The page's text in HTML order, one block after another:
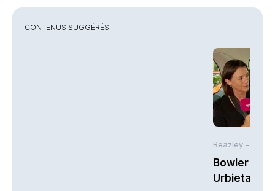
CONTENUS SUGGÉRÉS
Beazley -
Bowler
Urbieta |